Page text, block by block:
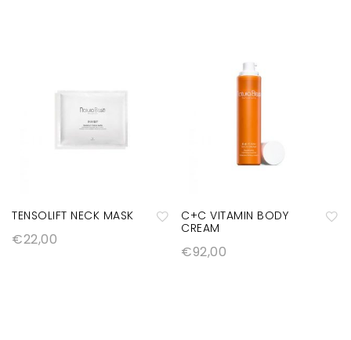
TENSOLIFT NECK MASK
€22,00
C+C VITAMIN BODY
CREAM
€92,00